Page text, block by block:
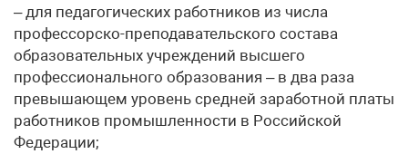
– для педагогических работников из числа
профессорско-преподавательского состава
образовательных учреждений высшего
профессионального образования – в два раза
превышающем уровень средней заработной платы
работников промышленности в Российской
Федерации;